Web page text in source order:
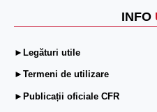
INFO
►Legături utile
►Termeni de utilizare
►Publicații oficiale CFR